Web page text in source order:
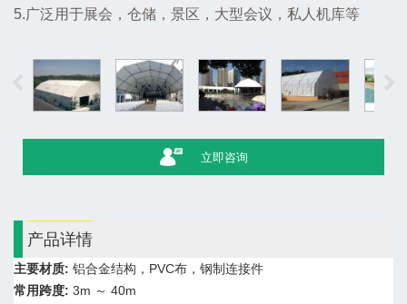
5.广泛用于展会，仓储，景区，大型会议，私人机库等
立即咨询
产品详情
主要材质: 铝合金结构，PVC布，钢制连接件
常用跨度: 3m ～ 40m